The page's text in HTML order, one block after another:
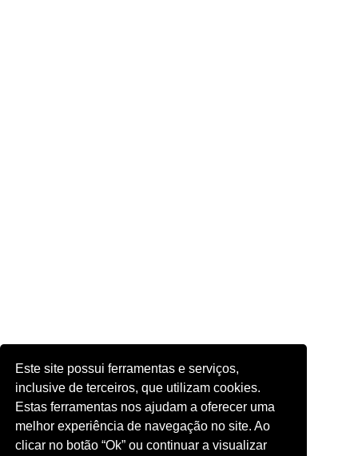
Este site possui ferramentas e serviços,
inclusive de terceiros, que utilizam cookies.
Estas ferramentas nos ajudam a oferecer uma
melhor experiência de navegação no site. Ao
clicar no botão “Ok” ou continuar a visualizar